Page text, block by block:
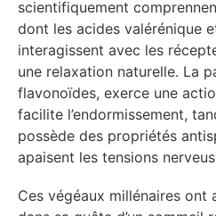
scientifiquement
dont les acides valérénique
interagissent avec les
une relaxation naturelle. La
flavonoïdes, exerce une
facilite l’endormissement,
possède des propriétés
apaisent les tensions
Ces végéaux millénaires ont